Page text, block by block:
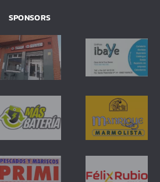
SPONSORS